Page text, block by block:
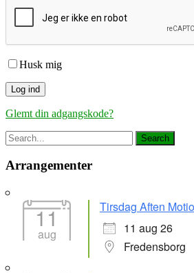
Husk mig
Glemt din adgangskode?
Arrangementer
11
aug
Tirsdag Aften
11 aug 26
Fredensborg